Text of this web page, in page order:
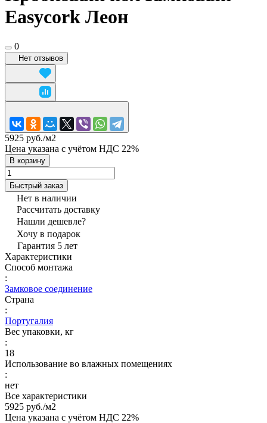
Easycork Леон
0
Нет отзывов
5925 руб./м2
Цена указана с учётом НДС 22%
В корзину
Быстрый заказ
Нет в наличии
Рассчитать доставку
Нашли дешевле?
Хочу в подарок
Гарантия 5 лет
Характеристики
Способ монтажа
:
Замковое соединение
Страна
:
Португалия
Вес упаковки, кг
:
18
Использование во влажных помещениях
:
нет
Все характеристики
5925 руб./м2
Цена указана с учётом НДС 22%